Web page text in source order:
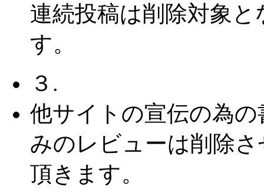
連続投稿は削除対象と
す。
３.
他サイトの宣伝の為の
みのレビューは削除さ
頂きます。